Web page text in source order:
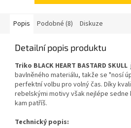
Popis Podobné (8) Diskuze
Detailní popis produktu
Triko BLACK HEART BASTARD SKULL
bavlněného materiálu, takže se "nosí
perfektní volbu pro volný čas. Díky
rebelskými motivy však nejlépe sedne
kam patříš.
Technický popis: